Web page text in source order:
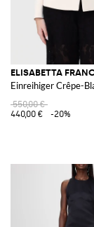
ELISABETTA
Einreihiger Crêpe-
550,00 €
440,00 €
-20%